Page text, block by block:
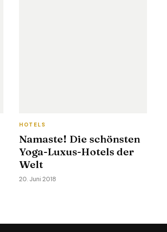
HOTELS
Namaste! Die schönsten
Yoga-Luxus-Hotels der
Welt
20. Juni 2018